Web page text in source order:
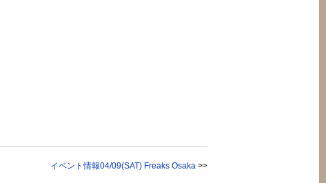
イベント情報04/09(SAT) Freaks Osaka >>